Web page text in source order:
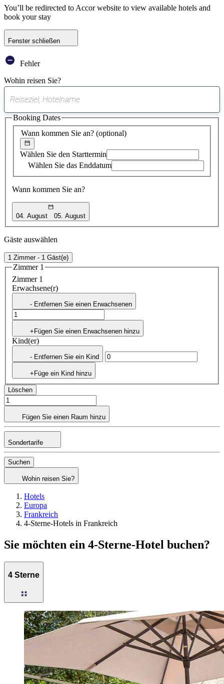
You’ll be redirected to Accor website to view available hotels and
book your stay
Fenster schließen
Fehler
Wohin reisen Sie?
gefundener
Vorschlag
Wann kommen Sie an? (optional)
Wählen Sie den Starttermin
Wählen Sie das Enddatum
Wann kommen Sie an?
04. August 05. August
Booking Dates
Gäste auswählen
1 Zimmer - 1 Gäst(e)
Zimmer 1
Zimmer 1
Erwachsene(r)
- Entfernen Sie einen Erwachsenen
+Fügen Sie einen Erwachsenen hinzu
Kind(er)
- Entfernen Sie ein Kind
+Füge ein Kind hinzu
Löschen
Fügen Sie einen Raum hinzu
Sondertarife
Suchen
Wohin reisen Sie?
Hotels
Europa
Frankreich
4-Sterne-Hotels in Frankreich
Sie möchten ein 4-Sterne-Hotel buchen?
4 Sterne